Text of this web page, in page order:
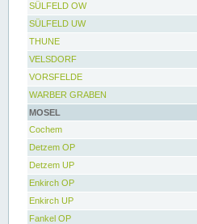
SÜLFELD OW
SÜLFELD UW
THUNE
VELSDORF
VORSFELDE
WARBER GRABEN
MOSEL
Cochem
Detzem OP
Detzem UP
Enkirch OP
Enkirch UP
Fankel OP